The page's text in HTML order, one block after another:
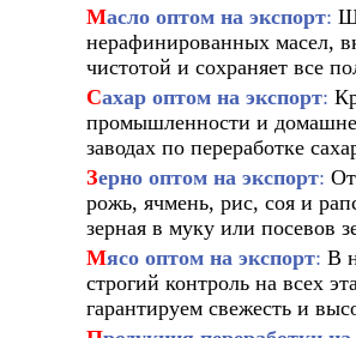
Масло оптом на экспорт:
нерафинированных масел,
чистотой и сохраняет все
Сахар оптом на экспорт:
промышленности и
заводах по переработке
Зерно оптом на экспорт:
рожь, ячмень, рис, соя и
зерная в муку или посевов
Мясо оптом на экспорт: В
строгий контроль на всех
гарантируем свежесть и